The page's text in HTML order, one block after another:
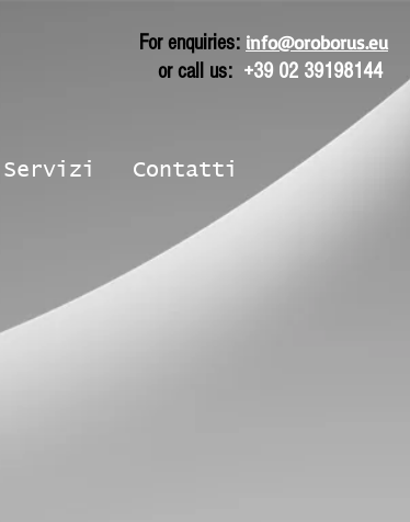
For enquiries: info@oroborus.eu
or call us: +39 02 39198144
Servizi Contatti